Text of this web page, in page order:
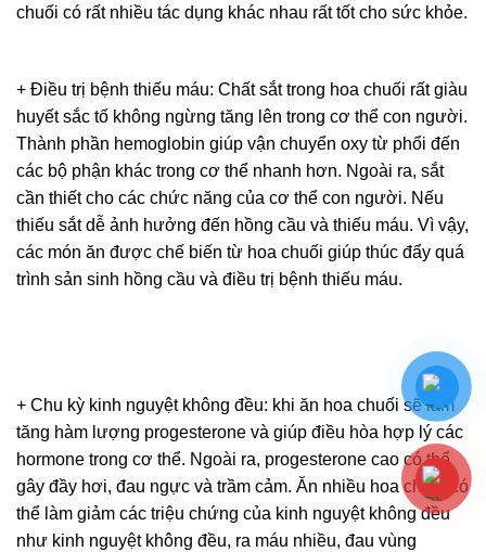
chuối có rất nhiều tác dụng khác nhau rất tốt cho sức khỏe.
+ Điều trị bệnh thiếu máu: Chất sắt trong hoa chuối rất giàu
huyết sắc tố không ngừng tăng lên trong cơ thể con người.
Thành phần hemoglobin giúp vận chuyển oxy từ phổi đến
các bộ phận khác trong cơ thể nhanh hơn. Ngoài ra, sắt
cần thiết cho các chức năng của cơ thể con người. Nếu
thiếu sắt dễ ảnh hưởng đến hồng cầu và thiếu máu. Vì vậy,
các món ăn được chế biến từ hoa chuối giúp thúc đẩy quá
trình sản sinh hồng cầu và điều trị bệnh thiếu máu.
+ Chu kỳ kinh nguyệt không đều: khi ăn hoa chuối sẽ làm
tăng hàm lượng progesterone và giúp điều hòa hợp lý các
hormone trong cơ thể. Ngoài ra, progesterone cao có thể
gây đầy hơi, đau ngực và trầm cảm. Ăn nhiều hoa chuối có
thể làm giảm các triệu chứng của kinh nguyệt không đều
như kinh nguyệt không đều, ra máu nhiều, đau vùng